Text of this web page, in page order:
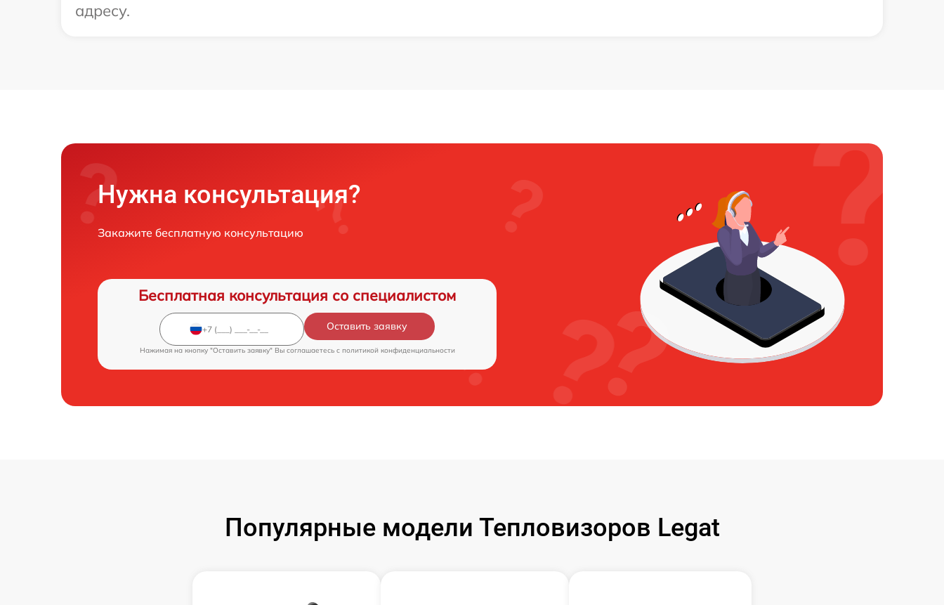
адресу.
Нужна консультация?
Закажите бесплатную консультацию
Бесплатная консультация со специалистом
Оставить заявку
Нажимая на кнопку "Оставить заявку" Вы соглашаетесь c политикой конфиденциальности
Популярные модели Тепловизоров Legat